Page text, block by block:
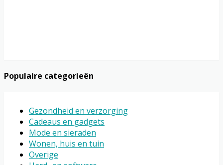
Populaire categorieën
Gezondheid en verzorging
Cadeaus en gadgets
Mode en sieraden
Wonen, huis en tuin
Overige